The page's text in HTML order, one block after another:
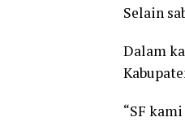
Selain
Dalam
“SF